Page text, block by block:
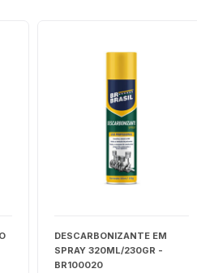
DESCARBONIZANTE EM
SPRAY 320ML/230GR -
BR100020